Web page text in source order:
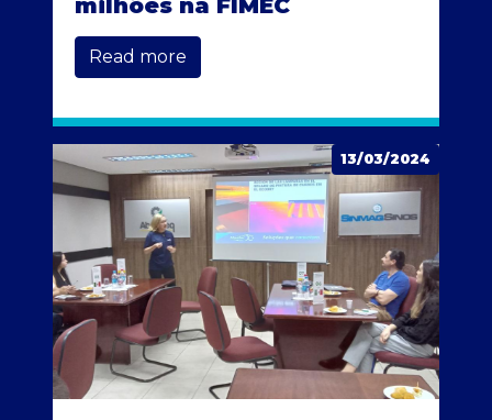
milhões na FIMEC
Read more
13/03/2024